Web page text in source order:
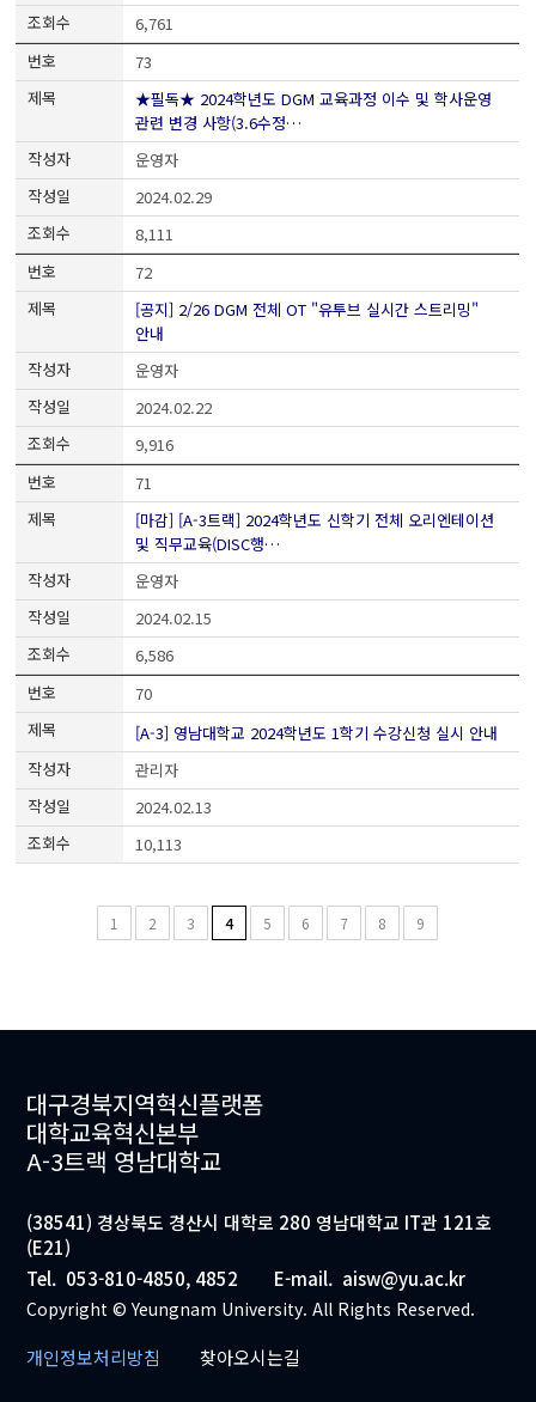
6,761
73
★필독★ 2024학년도 DGM 교육과정 이수 및 학사운영
관련 변경 사항(3.6수정…
운영자
2024.02.29
8,111
72
[공지] 2/26 DGM 전체 OT "유투브 실시간 스트리밍"
안내
운영자
2024.02.22
9,916
71
[마감] [A-3트랙] 2024학년도 신학기 전체 오리엔테이션
및 직무교육(DISC행…
운영자
2024.02.15
6,586
70
[A-3] 영남대학교 2024학년도 1학기 수강신청 실시 안내
관리자
2024.02.13
10,113
1 2 3 4 5 6 7 8 9
대구경북지역혁신플랫폼
대학교육혁신본부
A-3트랙 영남대학교
(38541) 경상북도 경산시 대학로 280 영남대학교 IT관 121호
(E21)
Tel. 053-810-4850, 4852 E-mail. aisw@yu.ac.kr
Copyright © Yeungnam University. All Rights Reserved.
개인정보처리방침 찾아오시는길